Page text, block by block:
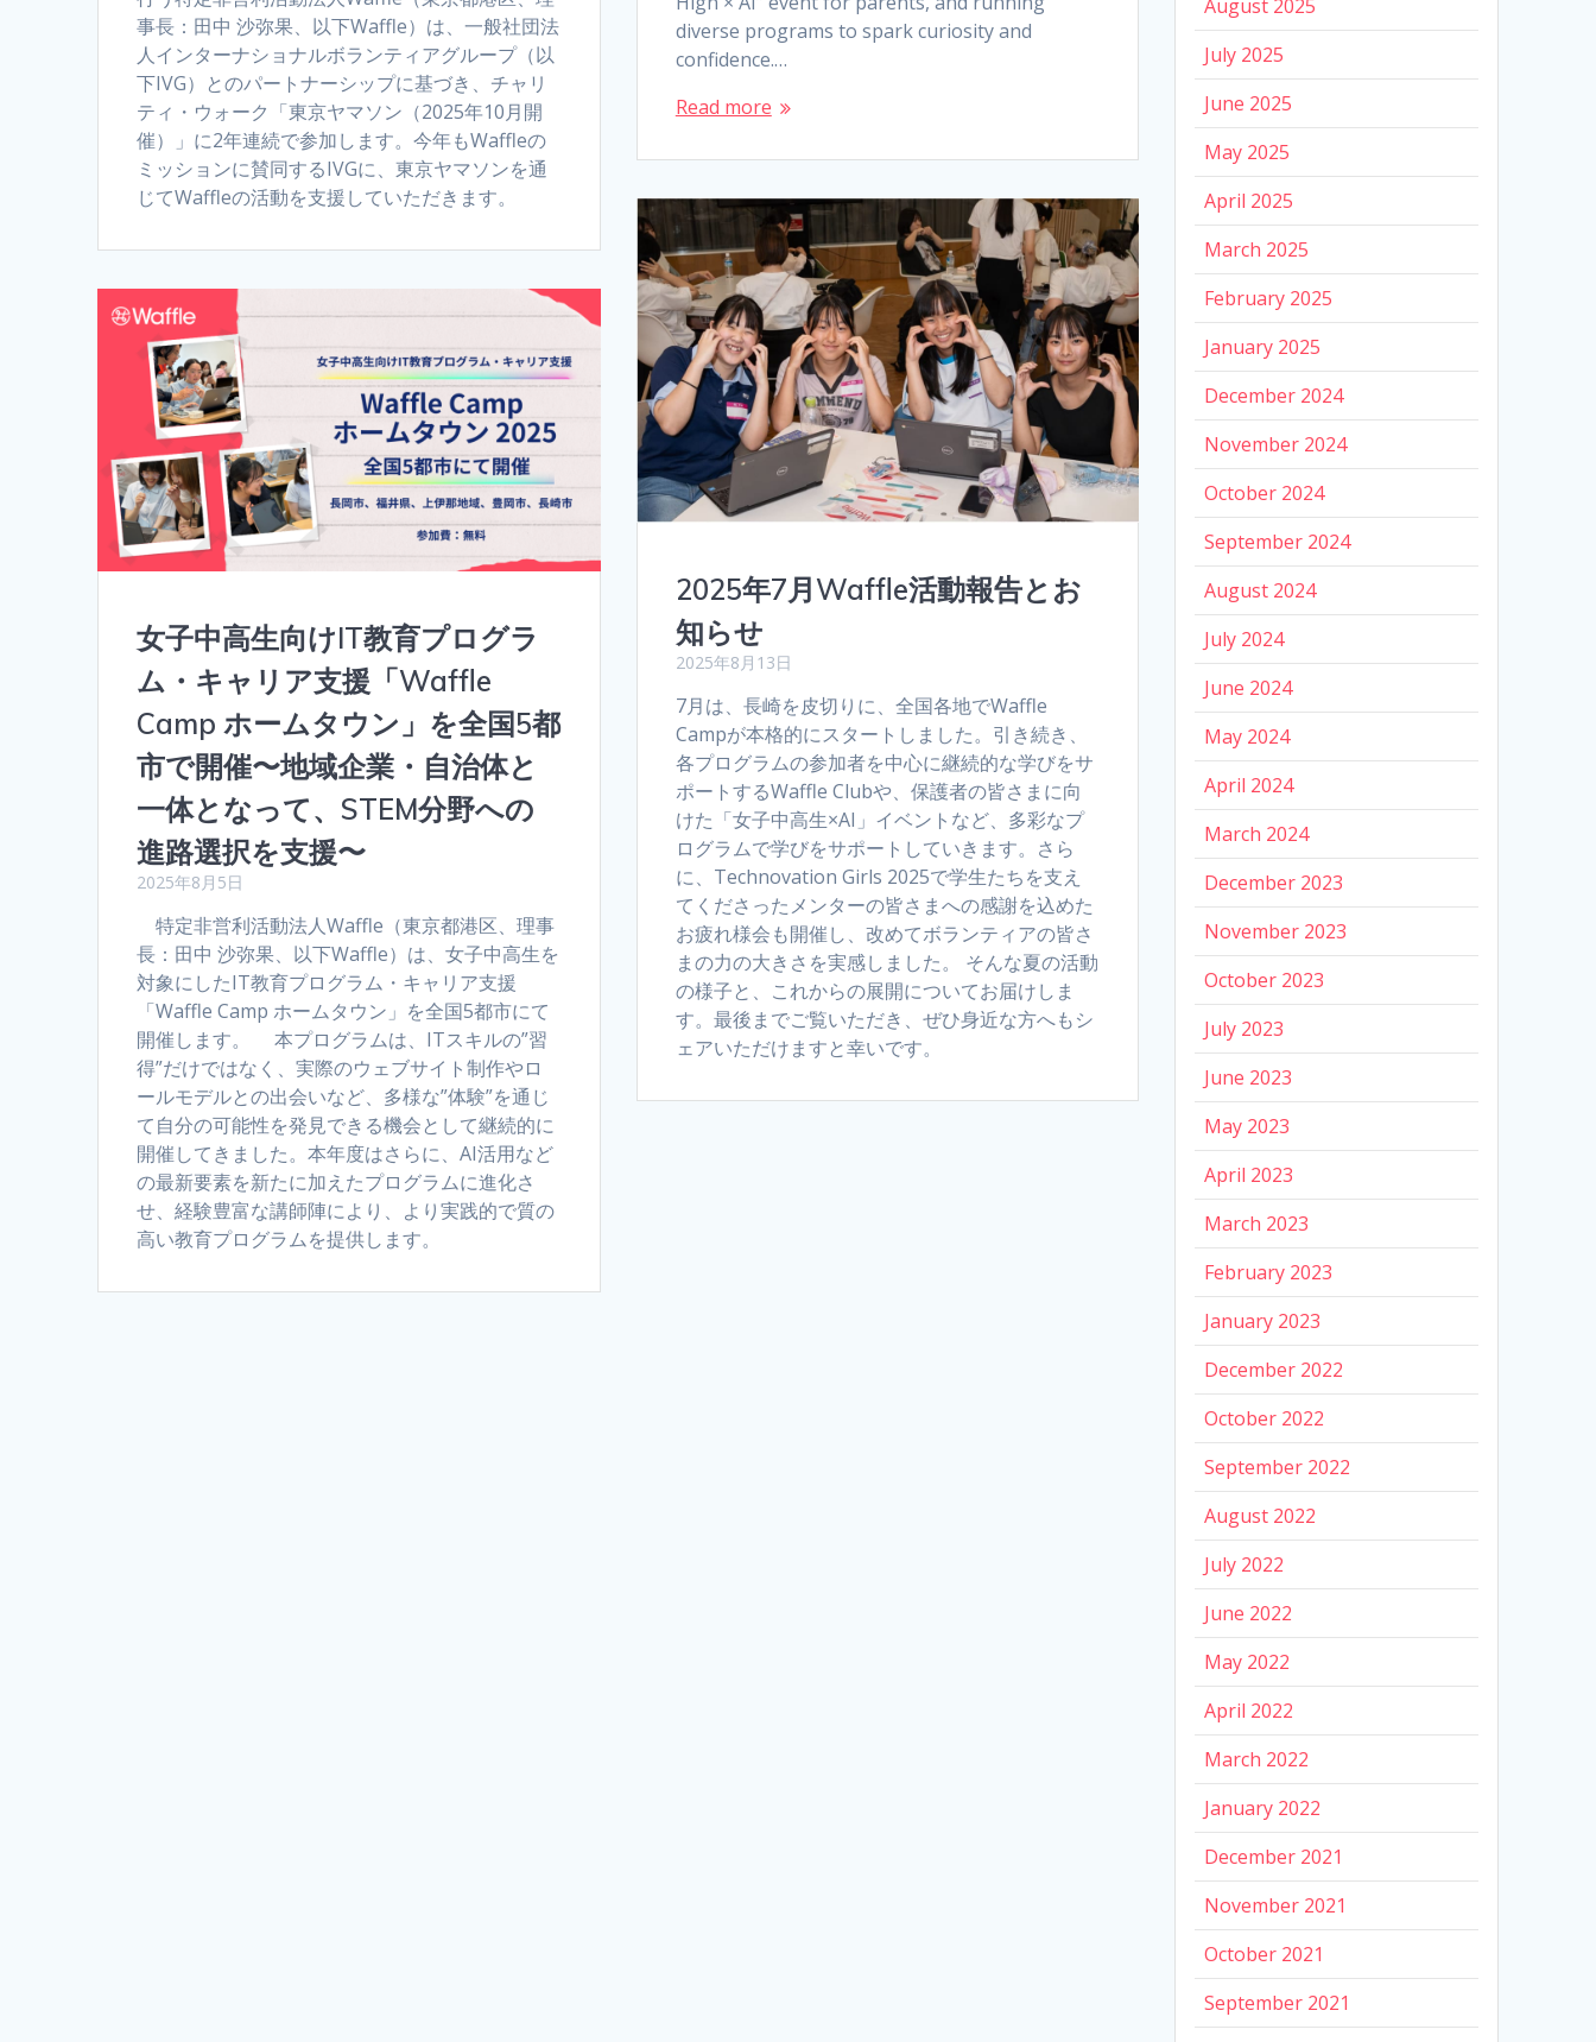
事長：田中 沙弥果、以下Waffle）は、一般社団法
人インターナショナルボランティアグループ（以
下IVG）とのパートナーシップに基づき、チャリ
ティ・ウォーク「東京ヤマソン（2025年10月開
催）」に2年連続で参加します。今年もWaffleの
ミッションに賛同するIVGに、東京ヤマソンを通
じてWaffleの活動を支援していただきます。
diverse programs to spark curiosity and
confidence.…
Read more
2025年7月Waffle活動報告とお
知らせ
2025年8月13日
7月は、長崎を皮切りに、全国各地でWaffle
Campが本格的にスタートしました。引き続き、
各プログラムの参加者を中心に継続的な学びをサ
ポートするWaffle Clubや、保護者の皆さまに向
けた「女子中高生×AI」イベントなど、多彩なプ
ログラムで学びをサポートしていきます。さら
に、Technovation Girls 2025で学生たちを支え
てくださったメンターの皆さまへの感謝を込めた
お疲れ様会も開催し、改めてボランティアの皆さ
まの力の大きさを実感しました。 そんな夏の活動
の様子と、これからの展開についてお届けしま
す。最後までご覧いただき、ぜひ身近な方へもシ
ェアいただけますと幸いです。
女子中高生向けIT教育プログラ
ム・キャリア支援「Waffle
Camp ホームタウン」を全国5都
市で開催〜地域企業・自治体と
一体となって、STEM分野への
進路選択を支援〜
2025年8月5日
特定非営利活動法人Waffle（東京都港区、理事
長：田中 沙弥果、以下Waffle）は、女子中高生を
対象にしたIT教育プログラム・キャリア支援
「Waffle Camp ホームタウン」を全国5都市にて
開催します。 本プログラムは、ITスキルの”習
得”だけではなく、実際のウェブサイト制作やロ
ールモデルとの出会いなど、多様な”体験”を通じ
て自分の可能性を発見できる機会として継続的に
開催してきました。本年度はさらに、AI活用など
の最新要素を新たに加えたプログラムに進化さ
せ、経験豊富な講師陣により、より実践的で質の
高い教育プログラムを提供します。
August 2025
July 2025
June 2025
May 2025
April 2025
March 2025
February 2025
January 2025
December 2024
November 2024
October 2024
September 2024
August 2024
July 2024
June 2024
May 2024
April 2024
March 2024
December 2023
November 2023
October 2023
July 2023
June 2023
May 2023
April 2023
March 2023
February 2023
January 2023
December 2022
October 2022
September 2022
August 2022
July 2022
June 2022
May 2022
April 2022
March 2022
January 2022
December 2021
November 2021
October 2021
September 2021